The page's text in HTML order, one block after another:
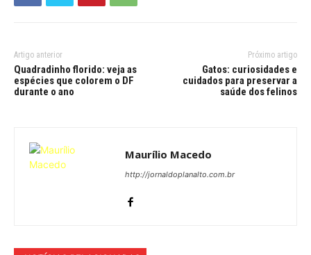
Artigo anterior
Quadradinho florido: veja as
espécies que colorem o DF
durante o ano
Próximo artigo
Gatos: curiosidades e
cuidados para preservar a
saúde dos felinos
Maurílio Macedo
http://jornaldoplanalto.com.br